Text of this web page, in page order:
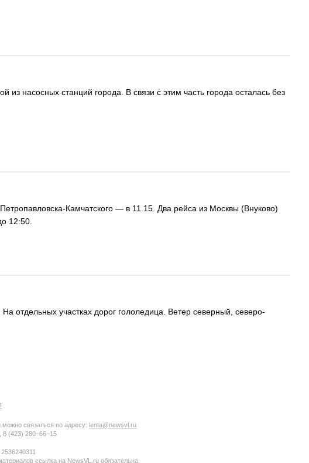
насосных станций города. В связи с этим часть города осталась без
Камчатского — в 11.15. Два рейса из Москвы (Внуково)
12:50.
отдельных участках дорог гололедица. Ветер северный, северо-
связаться по адресу: lenta@newsvl.ru
8 (423) 280−66−15
ссылка на NewsVL.ru обязательна.